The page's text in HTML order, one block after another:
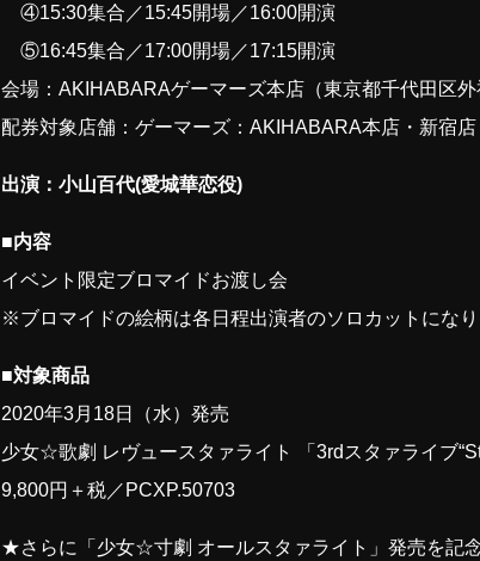
④15:30集合／15:45開場／16:00開演
⑤16:45集合／17:00開場／17:15開演
会場：AKIHABARAゲーマーズ本店（東京都千代田区外
配券対象店舗：ゲーマーズ：AKIHABARA本店・新宿
出演：小山百代(愛城華恋役)
■内容
イベント限定ブロマイドお渡し会
※ブロマイドの絵柄は各日程出演者のソロカットになり
■対象商品
2020年3月18日（水）発売
少女☆歌劇 レヴュースタァライト 「3rdスタァライブ
9,800円＋税／PCXP.50703
★さらに「少女☆寸劇 オールスタァライト」発売を記